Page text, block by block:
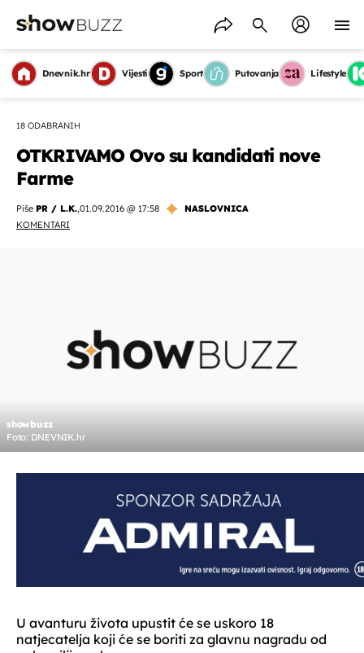
Dnevnik.hr Vijesti Sport Putovanja Lifestyle
18 ODABRANIH
OTKRIVAMO Ovo su kandidati nove
Farme
Piše PR / L.K.,01.09.2016 @ 17:58
NASLOVNICA
KOMENTARI
showbuzz
Foto: DNEVNIK.hr
U avanturu života upustit će se uskoro 18
natjecatelja koji će se boriti za glavnu nagradu od